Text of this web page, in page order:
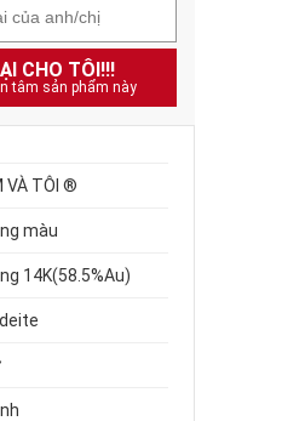
CHO TÔI!!!
tâm sản phẩm này
VÀ TÔI ®
màu
14K(58.5%Au)